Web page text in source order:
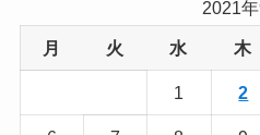
2021年
月 火 水 木
1 2